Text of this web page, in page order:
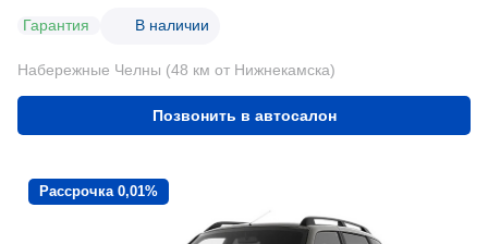
Гарантия В наличии
Набережные Челны (48 км от Нижнекамска)
Позвонить в автосалон
Рассрочка 0,01%